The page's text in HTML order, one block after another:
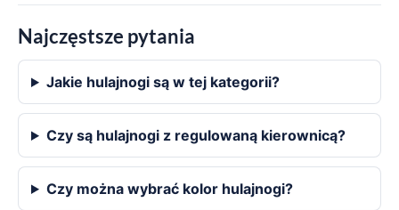
Najczęstsze pytania
Jakie hulajnogi są w tej kategorii?
Czy są hulajnogi z regulowaną kierownicą?
Czy można wybrać kolor hulajnogi?